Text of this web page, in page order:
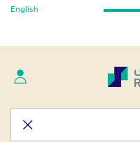
الإعلامي English